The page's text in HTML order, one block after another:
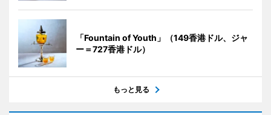
「Fountain of Youth」（149香港ドル、ジャ
ー＝727香港ドル）
もっと見る